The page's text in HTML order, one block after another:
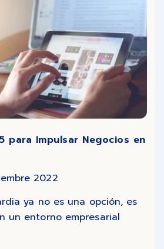
para Impulsar Negocios en
2022
ya no es una opción, es
un entorno empresarial